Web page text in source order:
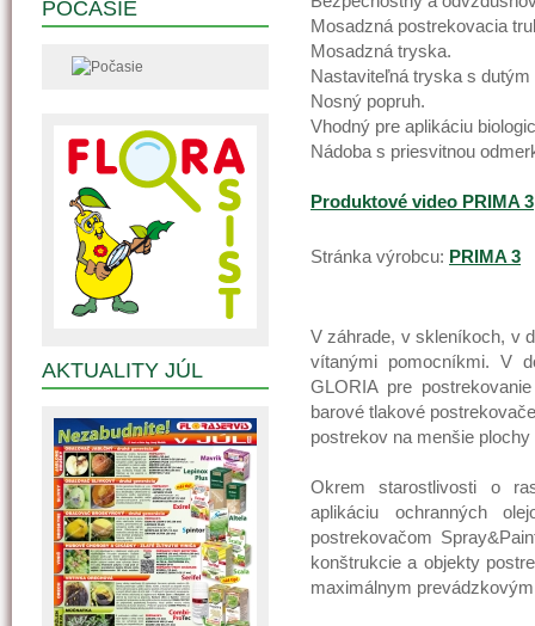
Mosadzná postrekovacia
Mosadzná tryska.
Nastaviteľná tryska s
Nosný popruh.
Vhodný pre aplikáciu
Nádoba s priesvitnou
Produktové video PRIMA 3
Stránka výrobcu: PRIMA 3
V záhrade, v skleníkoch, v
vítanými pomocníkmi. V
GLORIA pre
barové tlakové
postrekov na menšie
Okrem starostlivosti o
aplikáciu ochranných
postrekovačom
konštrukcie a objekty
maximálnym
POČASIE
AKTUALITY JÚL